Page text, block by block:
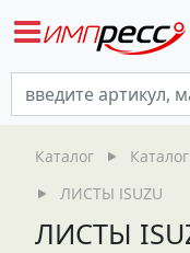
Каталог
ЛИСТЫ ISUZU
ЛИСТЫ